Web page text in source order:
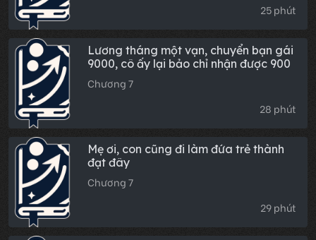
25 phút
Lương tháng một vạn, chuyển bạn gái
9000, cô ấy lại bảo chỉ nhận được 900
Chương 7
28 phút
Mẹ ơi, con cũng đi làm đứa trẻ thành
đạt đây
Chương 7
29 phút